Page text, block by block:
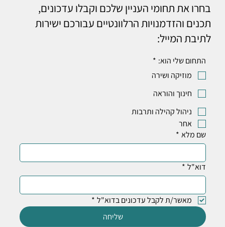
בחרו את תחומי העניין שלכם וקבלו עדכונים,
תכנים והזדמנויות הרלוונטיים עבורכם ישירות
לתיבת המייל:
התחום שלי הוא: *
מוזיקה ושירה
חינוך והוראה
ניהול קהילה ותרבות
אחר
שם מלא *
דוא"ל *
מאשר/ת לקבל עדכונים בדוא"ל *
שליחה